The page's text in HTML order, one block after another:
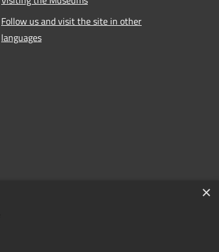
Follow us and visit the site in other
languages
×